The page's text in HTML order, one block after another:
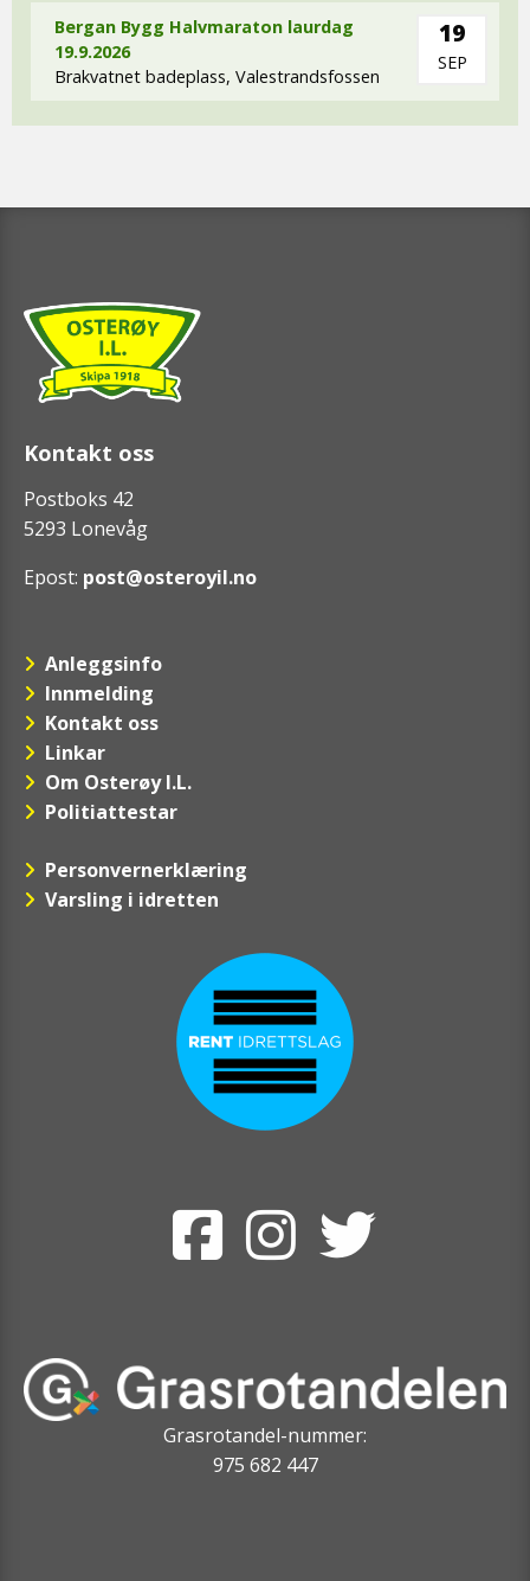
Bergan Bygg Halvmaraton laurdag
19.9.2026
Brakvatnet badeplass, Valestrandsfossen
19
SEP
Kontakt oss
Postboks 42
5293 Lonevåg
Epost: post@osteroyil.no
Anleggsinfo
Innmelding
Kontakt oss
Linkar
Om Osterøy I.L.
Politiattestar
Personvernerklæring
Varsling i idretten
Grasrotandel-nummer:
975 682 447